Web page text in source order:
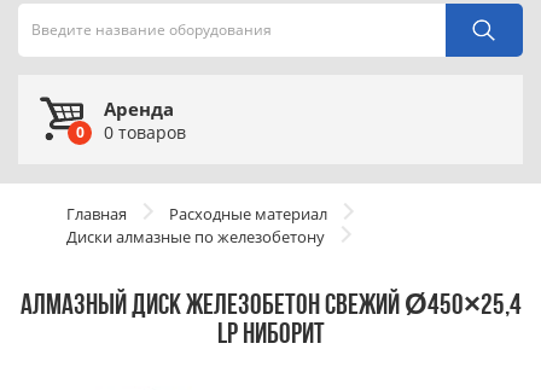
0
Аренда
0 товаров
Главная
Расходные материал
Диски алмазные по железобетону
АЛМАЗНЫЙ ДИСК ЖЕЛЕЗОБЕТОН СВЕЖИЙ Ø450×25,4
LP НИБОРИТ